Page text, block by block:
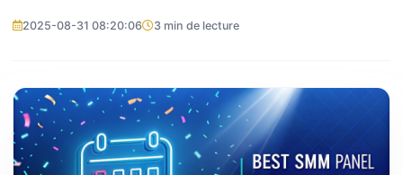
2025-08-31 08:20:06 3 min de lecture